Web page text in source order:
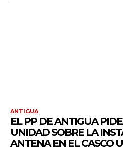
ANTIGUA
EL PP DE ANTIGUA
UNIDAD SOBRE LA
ANTENA EN EL CASCO